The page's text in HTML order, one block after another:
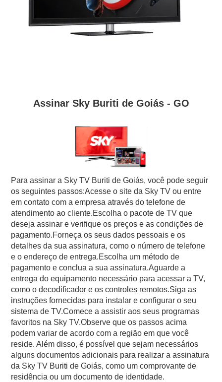
Assinar Sky Buriti de Goiás - GO
Para assinar a Sky TV Buriti de Goiás, você pode seguir
os seguintes passos:Acesse o site da Sky TV ou entre
em contato com a empresa através do telefone de
atendimento ao cliente.Escolha o pacote de TV que
deseja assinar e verifique os preços e as condições de
pagamento.Forneça os seus dados pessoais e os
detalhes da sua assinatura, como o número de telefone
e o endereço de entrega.Escolha um método de
pagamento e conclua a sua assinatura.Aguarde a
entrega do equipamento necessário para acessar a TV,
como o decodificador e os controles remotos.Siga as
instruções fornecidas para instalar e configurar o seu
sistema de TV.Comece a assistir aos seus programas
favoritos na Sky TV.Observe que os passos acima
podem variar de acordo com a região em que você
reside. Além disso, é possível que sejam necessários
alguns documentos adicionais para realizar a assinatura
da Sky TV Buriti de Goiás, como um comprovante de
residência ou um documento de identidade.